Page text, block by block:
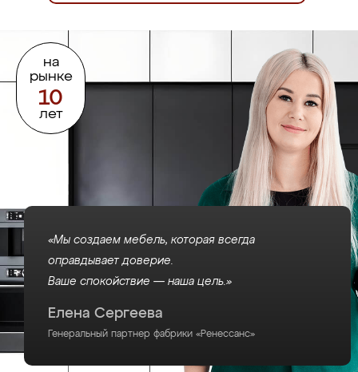
на
рынке
10
лет
«Мы создаем мебель, которая всегда
оправдывает доверие.
Ваше спокойствие — наша цель.»
Елена Сергеева
Генеральный партнер фабрики «Ренессанс»